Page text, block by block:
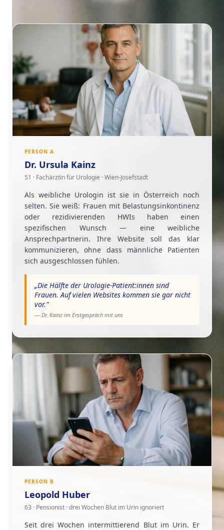
PERSON A
Dr. Ursula Kainz
51 · Fachärztin für Urologie · Wien-Josefstadt
Als weibliche Urologin ist sie in Österreich noch
selten. Sie weiß: Frauen mit Belastungsinkontinenz
oder rezidivierenden HWIs haben einen
spezifischen Wunsch — eine weibliche
Ansprechpartnerin. Ihre Website soll das klar
kommunizieren, ohne dass männliche Patienten
sich ausgeschlossen fühlen.
„Die Hälfte der Urologie-Patient:innen sind
Frauen. Auf vielen Websites kommen sie gar nicht
vor."
— Dr. Kainz im Erstgespräch mit uns
PERSON B
Leopold Huber
63 · Pensionist · drei Wochen Blut im Urin ignoriert
Seit drei Wochen intermittierend Blut im Urin. Er